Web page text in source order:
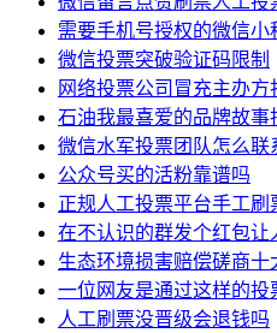
需要手机号授权的微信
微信投票突破验证码限制
网络投票公司冒充主办
石油我最喜爱的品牌故事
微信水军投票团队怎么联
公众号买的活粉靠谱吗
正规人工投票平台手工刷
在不认识的群发个红包让
生态环境损害赔偿磋商
一位网友是通过这样的投
人工刷票没晋级会退钱吗